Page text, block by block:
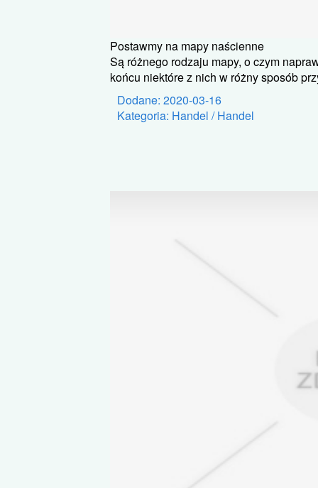
Postawmy na mapy naścienne
Są różnego rodzaju mapy, o czym
końcu niektóre z nich w różny sposób
Dodane: 2020-03-16
Kategoria: Handel / Handel